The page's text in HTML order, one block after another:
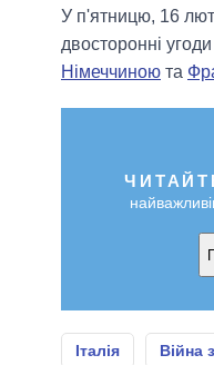
У п'ятницю, 16
двосторонні
Німеччиною та
Італія Війна